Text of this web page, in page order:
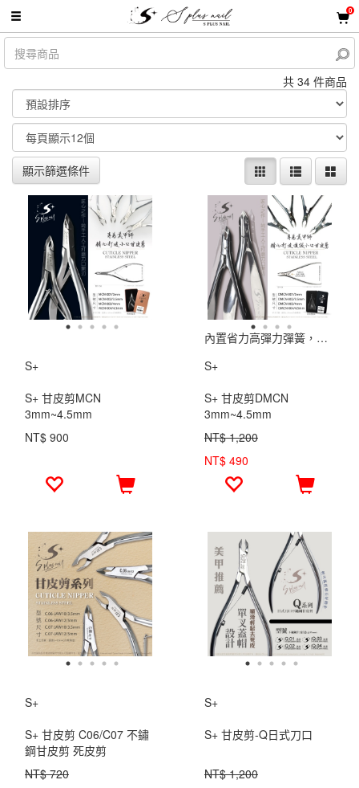
0
共 34 件商品
顯示篩選條件
S+
S+ 甘皮剪MCN
3mm~4.5mm
NT$ 900
內置省力高彈力彈簧，使用更加輕鬆。
S+
S+ 甘皮剪DMCN
3mm~4.5mm
NT$ 1,200
NT$ 490
S+
S+ 甘皮剪 C06/C07 不鏽
鋼甘皮剪 死皮剪
NT$ 720
S+
S+ 甘皮剪-Q日式刀口
NT$ 1,200